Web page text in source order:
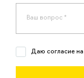
Даю согласие